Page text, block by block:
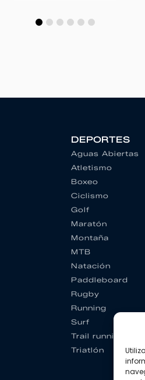
DEPORTES
Aguas Abiertas
Atletismo
Boxeo
Ciclismo
Golf
Maratón
Montaña
MTB
Natación
Paddleboard
Rugby
Running
Surf
Trail running
Triatlón